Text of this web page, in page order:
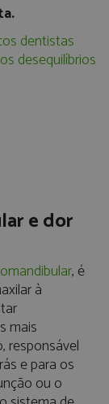
dentistas
desequilíbrios
e dor
, é
à
mais
responsável
e para os
ou o